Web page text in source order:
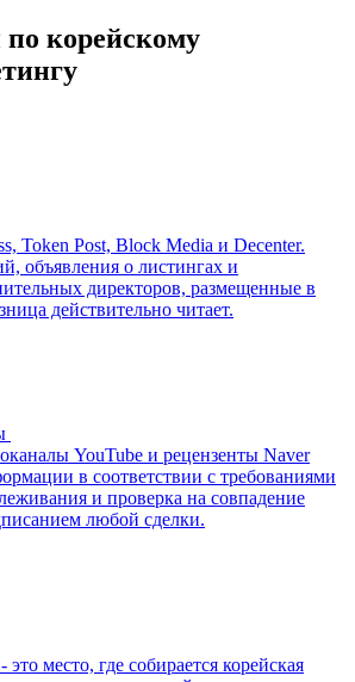
корейскому
Token Post, Block Media и Decenter.
объявления о листингах и
директоров, размещенные в
действительно читает.
YouTube и рецензенты Naver
в соответствии с требованиями
и проверка на совпадение
любой сделки.
место, где собирается корейская